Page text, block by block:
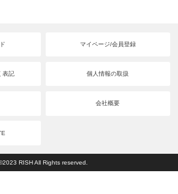
マイページ/会員登録
表記 個人情報の取扱
会社概要
RISH All Rights reserved.